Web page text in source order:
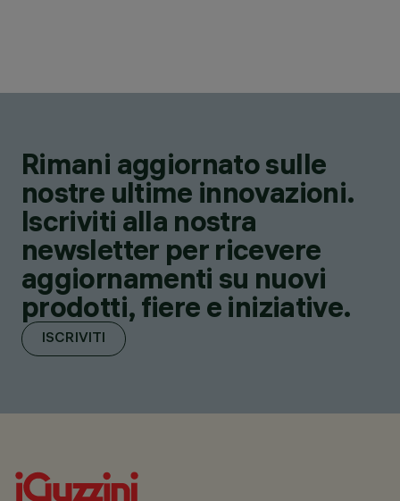
Rimani aggiornato sulle
nostre ultime innovazioni.
Iscriviti alla nostra
newsletter per ricevere
aggiornamenti su nuovi
prodotti, fiere e iniziative.
ISCRIVITI